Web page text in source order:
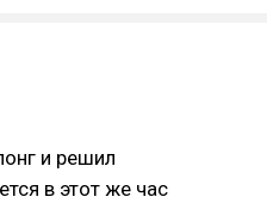
и решил
в этот же час